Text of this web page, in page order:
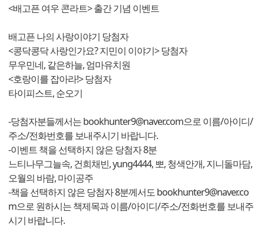
<배고픈 여우 콘라트> 출간 기념 이벤트
배고픈 나의 사랑이야기 당첨자
<콩닥콩닥 사랑인가요? 지민이 이야기> 당첨자
무우민네, 같은하늘, 엄마유치원
<호랑이를 잡아라!> 당첨자
타이피스트, 순오기
-당첨자분들께서는 bookhunter9@naver.com으로 이름/아이디/
주소/전화번호를 보내주시기 바랍니다.
-이벤트 책을 선택하지 않은 당첨자 8분
느티나무그늘속, 건희채빈, yung4444, 뽀, 청색안개, 지니돌마담,
오월의 바람, 마이공주
-책을 선택하지 않은 당첨자 8분께서도bookhunter9@naver.co
m으로 원하시는 책제목과 이름/아이디/주소/전화번호를 보내주
시기 바랍니다.